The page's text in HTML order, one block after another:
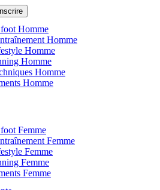
Homme
Homme
Homme
Homme
Homme
Homme
Femme
Femme
Femme
Femme
Femme